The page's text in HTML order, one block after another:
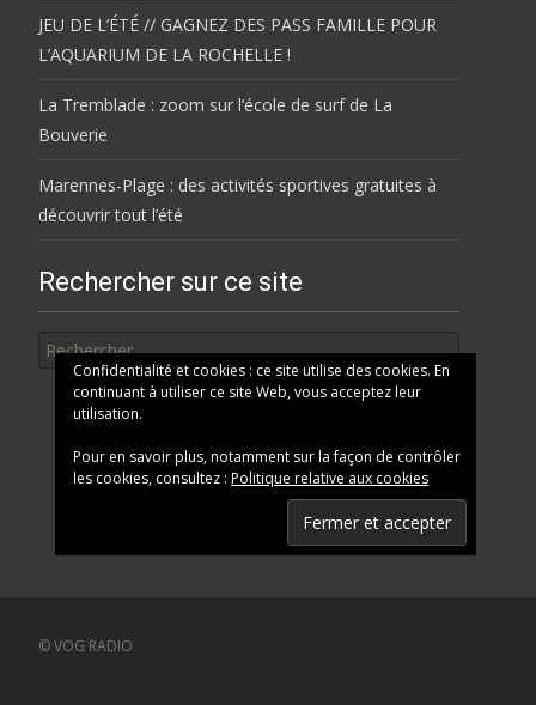
JEU DE L’ÉTÉ // GAGNEZ DES PASS FAMILLE POUR
L’AQUARIUM DE LA ROCHELLE !
La Tremblade : zoom sur l’école de surf de La
Bouverie
Marennes-Plage : des activités sportives gratuites à
découvrir tout l’été
Rechercher sur ce site
Confidentialité et cookies : ce site utilise des cookies. En
continuant à utiliser ce site Web, vous acceptez leur
utilisation.
Pour en savoir plus, notamment sur la façon de contrôler
les cookies, consultez : Politique relative aux cookies
© VOG RADIO